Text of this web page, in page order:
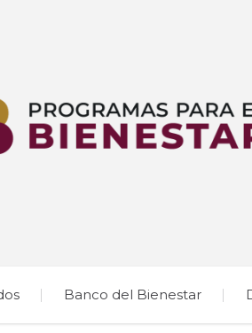
Banco del Bienestar